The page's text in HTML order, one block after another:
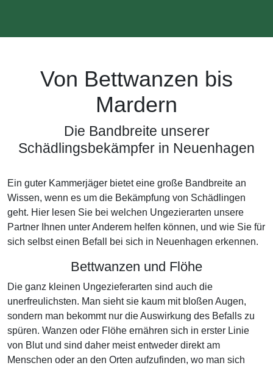
Von Bettwanzen bis
Mardern
Die Bandbreite unserer
Schädlingsbekämpfer in Neuenhagen
Ein guter Kammerjäger bietet eine große Bandbreite an
Wissen, wenn es um die Bekämpfung von Schädlingen
geht. Hier lesen Sie bei welchen Ungezierarten unsere
Partner Ihnen unter Anderem helfen können, und wie Sie für
sich selbst einen Befall bei sich in Neuenhagen erkennen.
Bettwanzen und Flöhe
Die ganz kleinen Ungezieferarten sind auch die
unerfreulichsten. Man sieht sie kaum mit bloßen Augen,
sondern man bekommt nur die Auswirkung des Befalls zu
spüren. Wanzen oder Flöhe ernähren sich in erster Linie
von Blut und sind daher meist entweder direkt am
Menschen oder an den Orten aufzufinden, wo man sich